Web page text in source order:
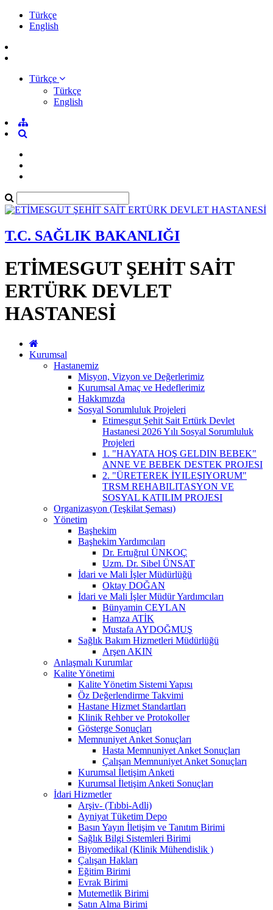
Türkçe
English
Türkçe
Türkçe
English
T.C. SAĞLIK BAKANLIĞI
ETİMESGUT ŞEHİT SAİT
ERTÜRK DEVLET
HASTANESİ
Kurumsal
Hastanemiz
Misyon, Vizyon ve Değerlerimiz
Kurumsal Amaç ve Hedeflerimiz
Hakkımızda
Sosyal Sorumluluk Projeleri
Etimesgut Şehit Sait Ertürk Devlet
Hastanesi 2026 Yılı Sosyal Sorumluluk
Projeleri
1. "HAYATA HOŞ GELDIN BEBEK"
ANNE VE BEBEK DESTEK PROJESI
2. "ÜRETEREK İYILEŞIYORUM"
TRSM REHABILITASYON VE
SOSYAL KATILIM PROJESI
Organizasyon (Teşkilat Şeması)
Yönetim
Başhekim
Başhekim Yardımcıları
Dr. Ertuğrul ÜNKOÇ
Uzm. Dr. Sibel ÜNSAT
İdari ve Mali İşler Müdürlüğü
Oktay DOĞAN
İdari ve Mali İşler Müdür Yardımcıları
Bünyamin CEYLAN
Hamza ATİK
Mustafa AYDOĞMUŞ
Sağlık Bakım Hizmetleri Müdürlüğü
Arşen AKIN
Anlaşmalı Kurumlar
Kalite Yönetimi
Kalite Yönetim Sistemi Yapısı
Öz Değerlendirme Takvimi
Hastane Hizmet Standartları
Klinik Rehber ve Protokoller
Gösterge Sonuçları
Memnuniyet Anket Sonuçları
Hasta Memnuniyet Anket Sonuçları
Çalışan Memnuniyet Anket Sonuçları
Kurumsal İletişim Anketi
Kurumsal İletişim Anketi Sonuçları
İdari Hizmetler
Arşiv- (Tıbbi-Adli)
Ayniyat Tüketim Depo
Basın Yayın İletişim ve Tanıtım Birimi
Sağlık Bilgi Sistemleri Birimi
Biyomedikal (Klinik Mühendislik )
Çalışan Hakları
Eğitim Birimi
Evrak Birimi
Mutemetlik Birimi
Satın Alma Birimi